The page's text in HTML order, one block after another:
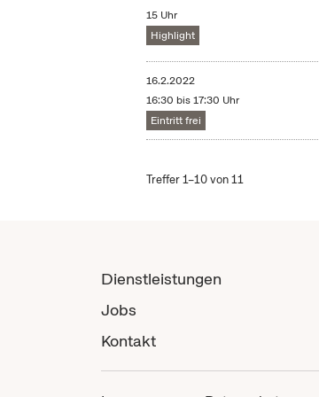
15 Uhr
Highlight
16.2.2022
16:30 bis 17:30 Uhr
Eintritt frei
Treffer 1–10 von 11
Dienstleistungen
Jobs
Kontakt